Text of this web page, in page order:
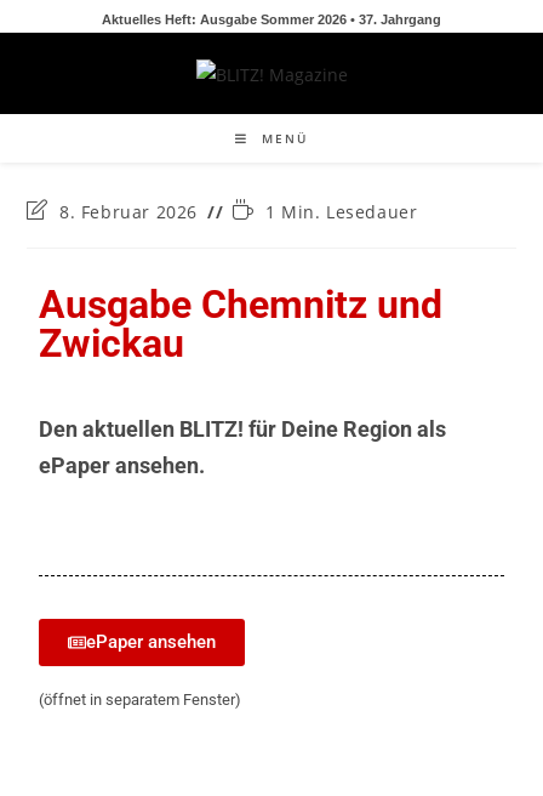
Aktuelles Heft: Ausgabe Sommer 2026 • 37. Jahrgang
MENÜ
8. Februar 2026 1 Min. Lesedauer
Ausgabe Chemnitz und
Zwickau
Den aktuellen BLITZ! für Deine Region als
ePaper ansehen.
ePaper ansehen
(öffnet in separatem Fenster)